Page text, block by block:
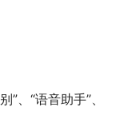
、“语音助手”、